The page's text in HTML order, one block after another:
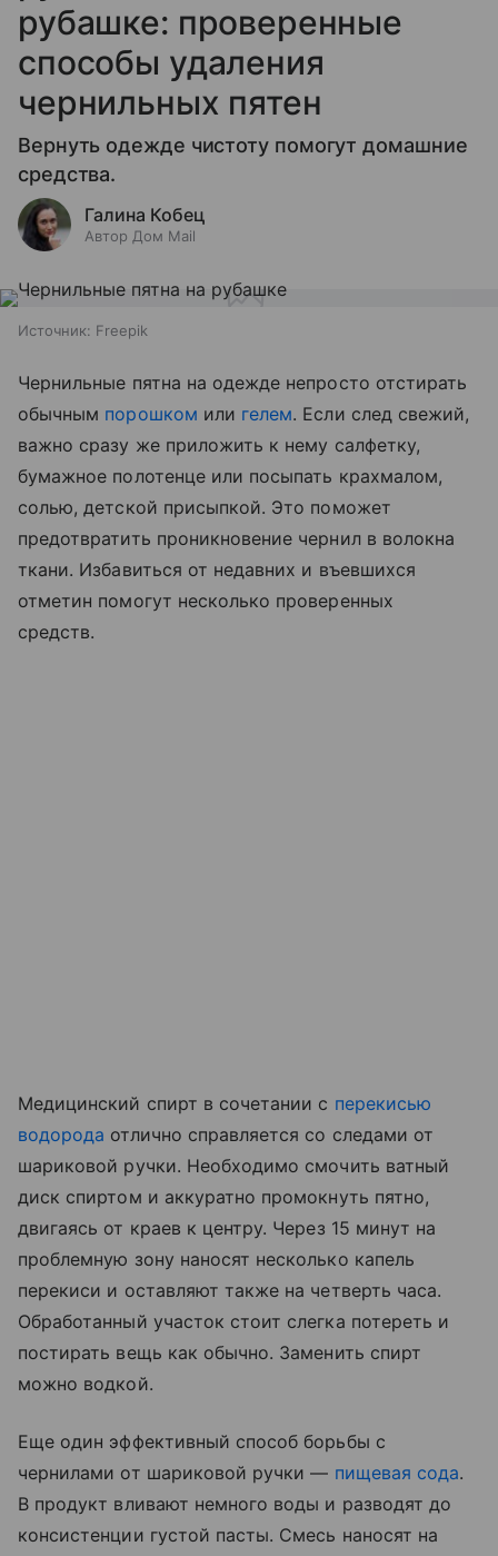
рубашке: проверенные
способы удаления
чернильных пятен
Вернуть одежде чистоту помогут домашние
средства.
Галина Кобец
Автор Дом Mail
Источник: Freepik
Чернильные пятна на одежде непросто отстирать
обычным порошком или гелем. Если след свежий,
важно сразу же приложить к нему салфетку,
бумажное полотенце или посыпать крахмалом,
солью, детской присыпкой. Это поможет
предотвратить проникновение чернил в волокна
ткани. Избавиться от недавних и въевшихся
отметин помогут несколько проверенных
средств.
Медицинский спирт в сочетании с перекисью
водорода отлично справляется со следами от
шариковой ручки. Необходимо смочить ватный
диск спиртом и аккуратно промокнуть пятно,
двигаясь от краев к центру. Через 15 минут на
проблемную зону наносят несколько капель
перекиси и оставляют также на четверть часа.
Обработанный участок стоит слегка потереть и
постирать вещь как обычно. Заменить спирт
можно водкой.
Еще один эффективный способ борьбы с
чернилами от шариковой ручки — пищевая сода.
В продукт вливают немного воды и разводят до
консистенции густой пасты. Смесь наносят на